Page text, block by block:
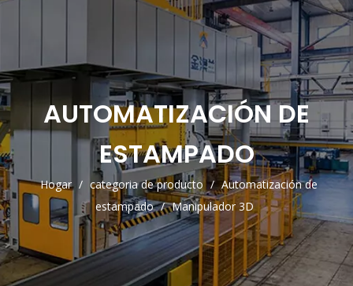
AUTOMATIZACIÓN DE
ESTAMPADO
Hogar / categoria de producto / Automatización de
estampado / Manipulador 3D